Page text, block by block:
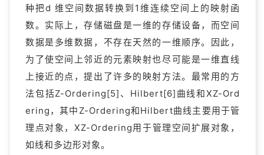
种把d 维空间数据转换到1维连续空间上的映射函
数。实际上，存储磁盘是一维的存储设备，而空间
数据是多维数据，不存在天然的一维顺序。因此，
为了使空间上邻近的元素映射也尽可能是一维直线
上接近的点，提出了许多的映射方法。最常用的方
法包括Z-Ordering[5]、Hilbert[6]曲线和XZ-Ord
ering，其中Z-Ordering和Hilbert曲线主要用于管
理点对象，XZ-Ordering用于管理空间扩展对象，
如线和多边形对象。